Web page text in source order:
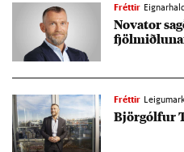
Fréttir
Novator
Fréttir
Björgólf­ur